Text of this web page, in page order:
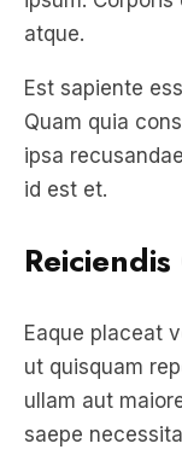
atque.
Est sapiente
Quam quia
ipsa
id est et.
Eaque placeat
ut quisquam
ullam aut
saepe